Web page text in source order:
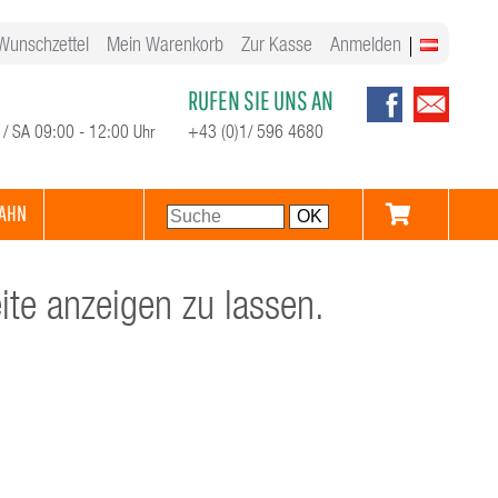
Mein Warenkorb Zur Kasse Anmelden
SA 09:00 - 12:00 Uhr
RUFEN SIE UNS AN
+43 (0)1/ 596 4680
anzeigen zu lassen.